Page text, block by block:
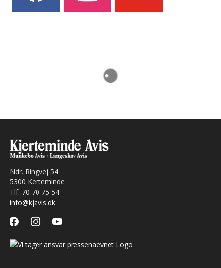
Ndr. Ringvej 54
5300 Kerteminde
Tlf. 70 70 75 54
info@kjavis.dk
facebookinstagramyoutube